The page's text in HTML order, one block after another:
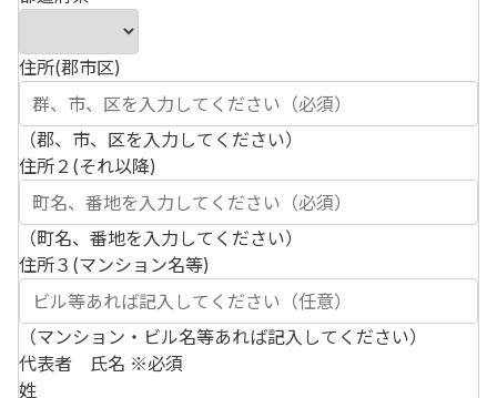
住所(郡市区)
（郡、市、区を入力してください）
住所２(それ以降)
（町名、番地を入力してください）
住所３(マンション名等)
（マンション・ビル名等あれば記入してください）
代表者 氏名 ※必須
姓